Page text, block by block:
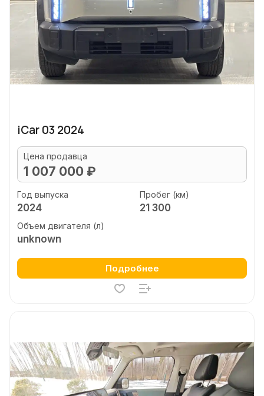
iCar 03 2024
Цена продавца
1 007 000 ₽
Год выпуска
2024
Пробег (км)
21 300
Объем двигателя (л)
unknown
Подробнее